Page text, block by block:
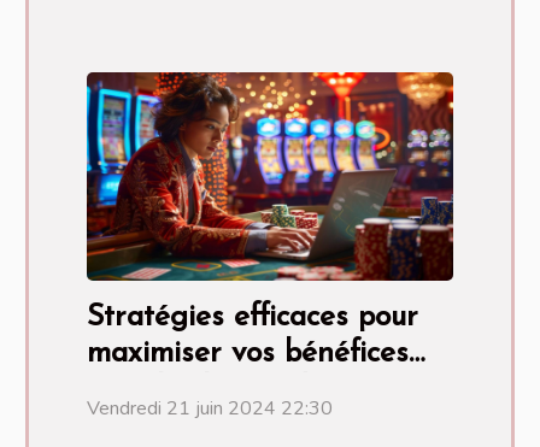
Stratégies efficaces pour
maximiser vos bénéfices
Vendredi 21 juin 2024 22:30